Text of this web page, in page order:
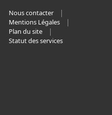
Nous contacter
Mentions Légales
Plan du site
Statut des services